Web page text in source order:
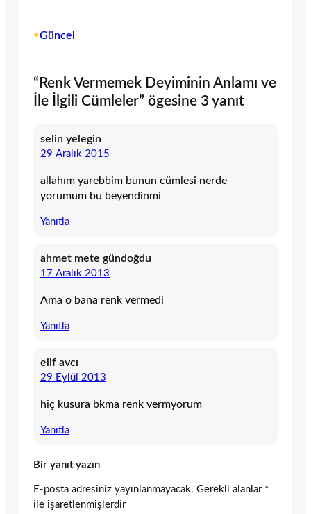
•Güncel
“Renk Vermemek Deyiminin Anlamı ve
İle İlgili Cümleler” ögesine 3 yanıt
selin yelegin
29 Aralık 2015
allahım yarebbim bunun cümlesi nerde
yorumum bu beyendinmi
Yanıtla
ahmet mete gündoğdu
17 Aralık 2013
Ama o bana renk vermedi
Yanıtla
elif avcı
29 Eylül 2013
hiç kusura bkma renk vermyorum
Yanıtla
Bir yanıt yazın
E-posta adresiniz yayınlanmayacak. Gerekli alanlar *
ile işaretlenmişlerdir